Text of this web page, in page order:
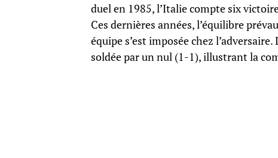
duel en 1985, l’Italie compte six
Ces dernières années, l’équilibre
équipe s’est imposée chez
soldée par un nul (1-1), illustrant la